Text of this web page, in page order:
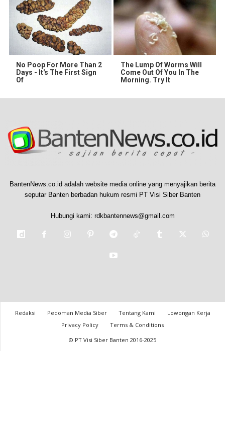
No Poop For More Than 2
Days - It's The First Sign
Of
The Lump Of Worms Will
Come Out Of You In The
Morning. Try It
BantenNews.co.id adalah website media online yang menyajikan berita
seputar Banten berbadan hukum resmi PT Visi Siber Banten
Hubungi kami: rdkbantennews@gmail.com
Redaksi Pedoman Media Siber Tentang Kami
Lowongan Kerja
Privacy Policy
Terms & Conditions
© PT Visi Siber Banten 2016-2025